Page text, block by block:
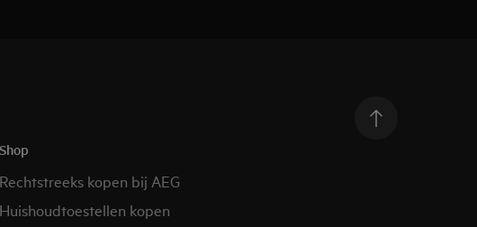
Shop
Rechtstreeks kopen bij AEG
Huishoudtoestellen kopen